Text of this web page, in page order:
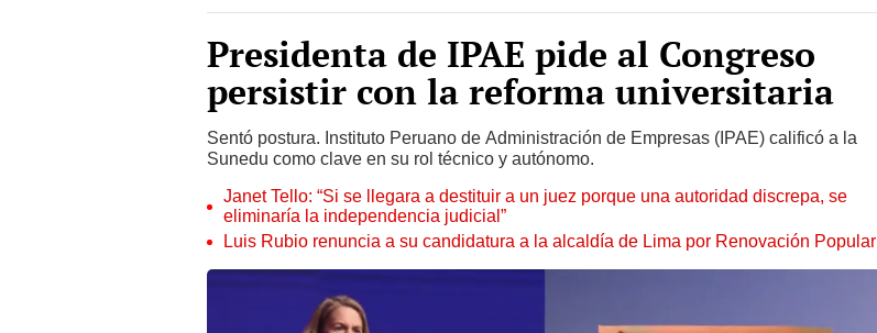
Presidenta de IPAE pide al Congreso
persistir con la reforma universitaria
Sentó postura. Instituto Peruano de Administración de Empresas (IPAE) calificó a la
Sunedu como clave en su rol técnico y autónomo.
Janet Tello: “Si se llegara a destituir a un juez porque una autoridad discrepa, se
eliminaría la independencia judicial”
Luis Rubio renuncia a su candidatura a la alcaldía de Lima por Renovación Popular